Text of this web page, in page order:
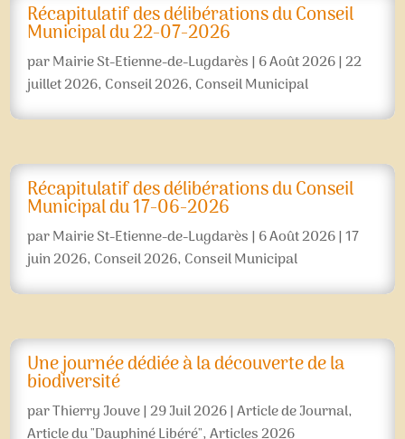
Récapitulatif des délibérations du Conseil
Municipal du 22-07-2026
parMairie St-Etienne-de-Lugdarès| 6 Août 2026|22
juillet 2026, Conseil 2026, Conseil Municipal
Récapitulatif des délibérations du Conseil
Municipal du 17-06-2026
parMairie St-Etienne-de-Lugdarès| 6 Août 2026|17
juin 2026, Conseil 2026, Conseil Municipal
Une journée dédiée à la découverte de la
biodiversité
parThierry Jouve|29 Juil 2026|Article de Journal,